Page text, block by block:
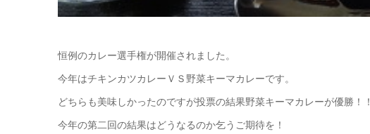
恒例のカレー選手権が開催されました。
今年はチキンカツカレーＶＳ野菜キーマカレーです。
どちらも美味しかったのですが投票の結果野菜キーマカレーが優勝！！
今年の第二回の結果はどうなるのか乞うご期待を！